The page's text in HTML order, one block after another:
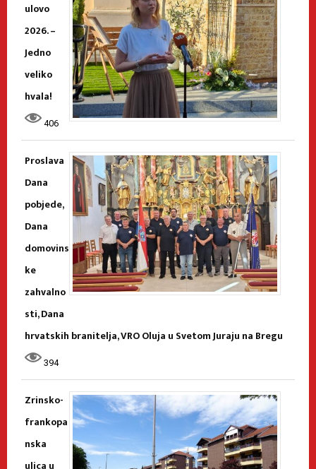
ulovo
2026. –
Jedno
veliko
hvala!
406
Proslava
Dana
pobjede,
Dana
domovins
ke
zahvalno
sti, Dana
hrvatskih branitelja, VRO Oluja u Svetom Juraju na Bregu
394
Zrinsko-
frankopa
nska